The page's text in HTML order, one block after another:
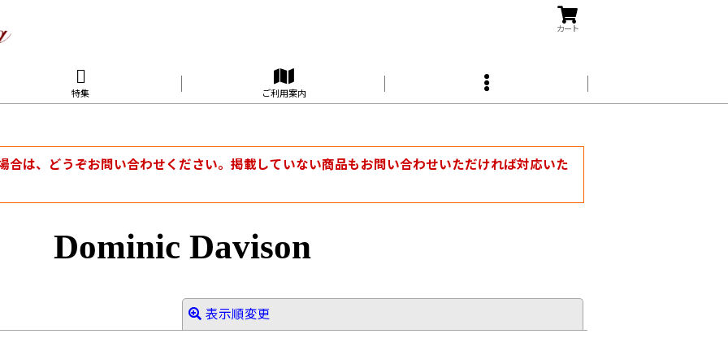
カート
特集 ご利用案内
合は、どうぞお問い合わせください。掲載していない商品もお問い合わせいただければ対応いた
Dominic Davison
表示順変更